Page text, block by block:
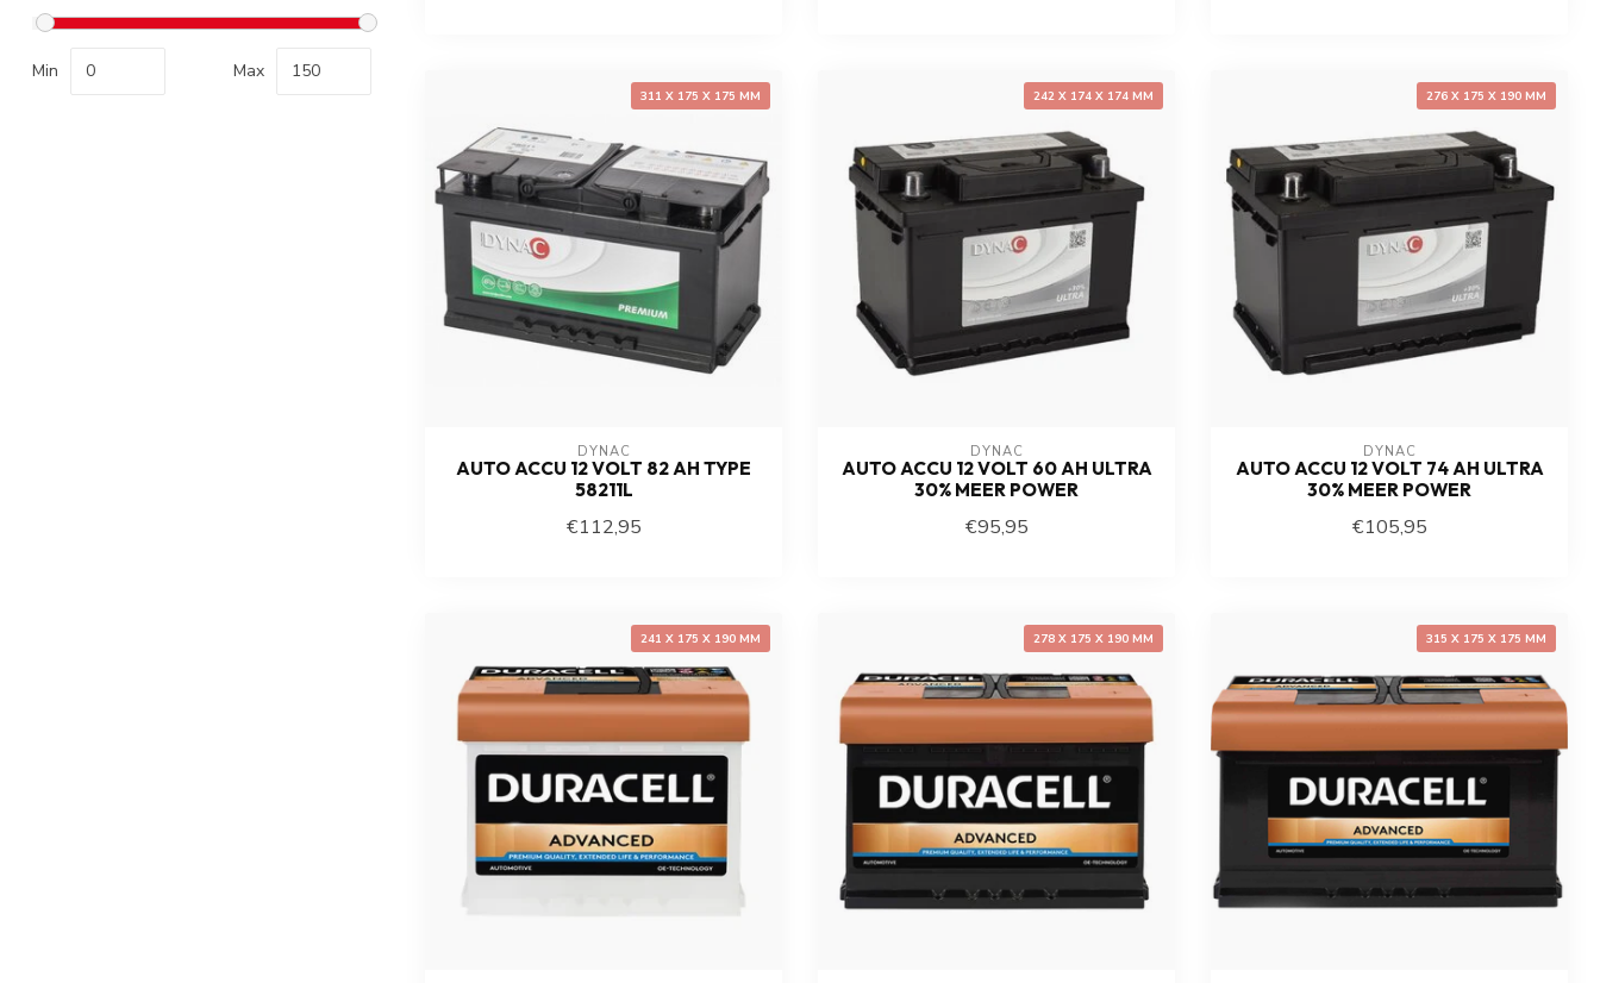
Min Max
311 X 175 X 175 MM
DYNAC
AUTO ACCU 12 VOLT 82 AH TYPE
58211L
€112,95
242 X 174 X 174 MM
DYNAC
AUTO ACCU 12 VOLT 60 AH ULTRA
30% MEER POWER
€95,95
276 X 175 X 190 MM
DYNAC
AUTO ACCU 12 VOLT 74 AH ULTRA
30% MEER POWER
€105,95
241 X 175 X 190 MM 278 X 175 X 190 MM 315 X 175 X 175 MM